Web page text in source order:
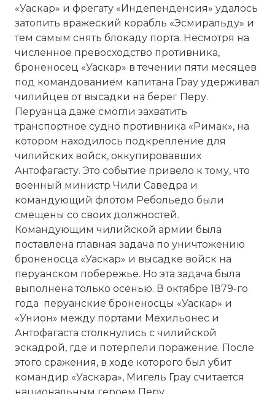
«Уаскар» и фрегату «Индепенденсия» удалось
затопить вражеский корабль «Эсмиральду» и
тем самым снять блокаду порта. Несмотря на
численное превосходство противника,
броненосец «Уаскар» в течении пяти месяцев
под командованием капитана Грау удерживал
чилийцев от высадки на берег Перу.
Перуанца даже смогли захватить
транспортное судно противника «Римак», на
котором находилось подкрепление для
чилийских войск, оккупировавших
Антофагасту. Это событие привело к тому, что
военный министр Чили Саведра и
командующий флотом Ребольедо были
смещены со своих должностей.
Командующим чилийской армии была
поставлена главная задача по уничтожению
броненосца «Уаскар» и высадке войск на
перуанском побережье. Но эта задача была
выполнена только осенью. В октябре 1879-го
года перуанские броненосцы «Уаскар» и
«Унион» между портами Мехильонес и
Антофагаста столкнулись с чилийской
эскадрой, где и потерпели поражение. После
этого сражения, в ходе которого был убит
командир «Уаскара», Мигель Грау считается